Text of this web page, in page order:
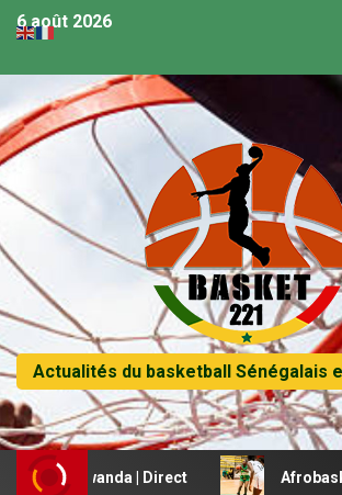
6 août 2026
Actualités du basketball Sénégalais
Rwanda | Direct Afrobasket